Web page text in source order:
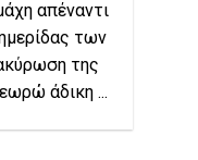
απέναντι
των
της
άδικη ...